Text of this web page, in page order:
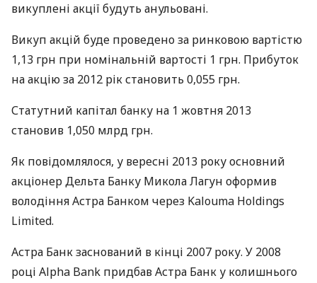
викуплені акції будуть анульовані.
Викуп акцій буде проведено за ринковою вартістю
1,13 грн при номінальній вартості 1 грн. Прибуток
на акцію за 2012 рік становить 0,055 грн.
Статутний капітал банку на 1 жовтня 2013
становив 1,050 млрд грн.
Як повідомлялося, у вересні 2013 року основний
акціонер Дельта Банку Микола Лагун оформив
володіння Астра Банком через Kalouma Holdings
Limited.
Астра Банк заснований в кінці 2007 року. У 2008
році Alpha Bank придбав Астра Банк у колишнього